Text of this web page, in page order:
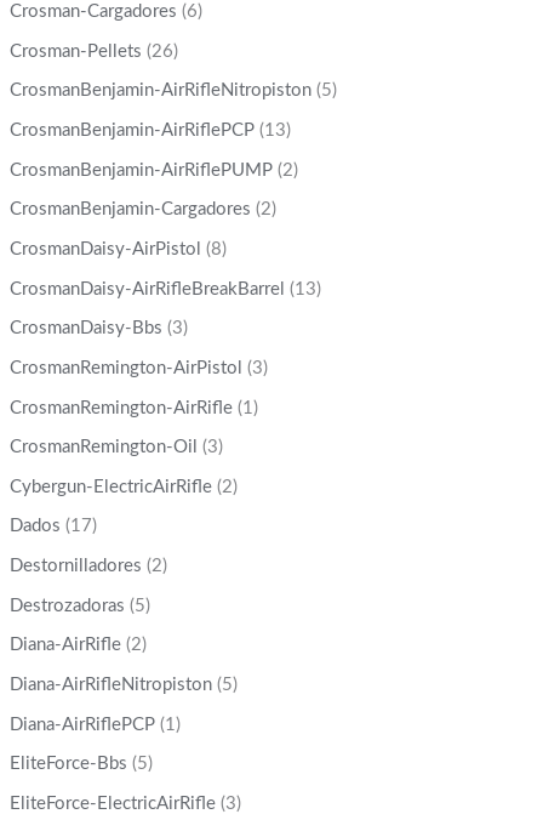
Crosman-Cargadores (6)
Crosman-Pellets (26)
CrosmanBenjamin-AirRifleNitropiston (5)
CrosmanBenjamin-AirRiflePCP (13)
CrosmanBenjamin-AirRiflePUMP (2)
CrosmanBenjamin-Cargadores (2)
CrosmanDaisy-AirPistol (8)
CrosmanDaisy-AirRifleBreakBarrel (13)
CrosmanDaisy-Bbs (3)
CrosmanRemington-AirPistol (3)
CrosmanRemington-AirRifle (1)
CrosmanRemington-Oil (3)
Cybergun-ElectricAirRifle (2)
Dados (17)
Destornilladores (2)
Destrozadoras (5)
Diana-AirRifle (2)
Diana-AirRifleNitropiston (5)
Diana-AirRiflePCP (1)
EliteForce-Bbs (5)
EliteForce-ElectricAirRifle (3)